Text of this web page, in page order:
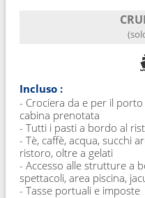
Incluso :
- Crociera da e per il
cabina prenotata
- Tutti i pasti a bordo al
- Tè, caffè, acqua, succhi
ristoro, oltre a gelati
- Accesso alle strutture a
spettacoli, area piscina,
- Tasse portuali e imposte